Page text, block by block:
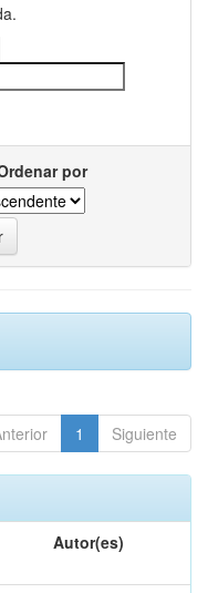
por
1 Siguiente
Autor(es)